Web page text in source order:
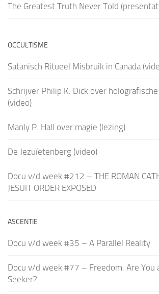
The Greatest Truth Never Told
OCCULTISME
Satanisch Ritueel Misbruik in Canada
Schrijver Philip K. Dick over
(video)
Manly P. Hall over magie (lezing)
De Jezuïetenberg (video)
Docu v/d week #212 – THE ROMAN
JESUIT ORDER EXPOSED
ASCENTIE
Docu v/d week #35 – A Parallel Reality
Docu v/d week #77 – Freedom: Are You
Seeker?